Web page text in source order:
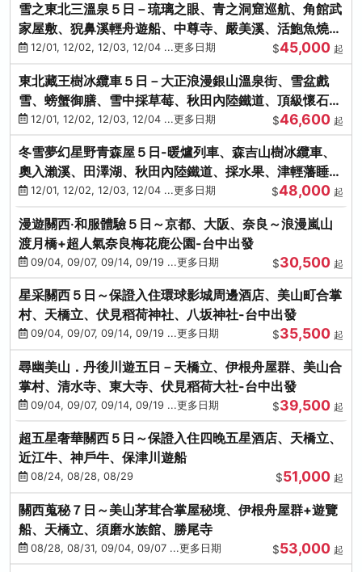
雪之東北三溫泉５日－琉璃之眼、青之洞窟巡航、角館武
家屋敷、猊鼻溪輕舟遊船、中尊寺、嚴美溪、活鮑魚燒、
烤牡蠣、握壽司體驗
12/01, 12/02, 12/03, 12/04 ...更多日期 $45,000 起
東北藏王樹冰纜車５日－大正浪漫銀山溫泉街、雪盆戲
雪、螃蟹御膳、雪中採草莓、秋田內陸鐵道、頂級懷石料
理、松島遊船
12/01, 12/02, 12/03, 12/04 ...更多日期 $46,600 起
冬雪夢幻星野青森屋５日-暖爐列車、森吉山樹冰纜車、
奧入瀨溪、田澤湖、秋田內陸鐵道、採水果、津輕藩睡魔
村(不進免稅店)
12/01, 12/02, 12/03, 12/04 ...更多日期 $48,000 起
漫遊關西‧和服體驗５日～京都、大阪、奈良～浪漫嵐山
渡月橋+超人氣奈良梅花鹿公園-台中出發
09/04, 09/07, 09/14, 09/19 ...更多日期 $30,500 起
星采關西５日～保證入住環球影城周邊酒店、美山町合掌
村、天橋立、伏見稻荷神社、八坂神社-台中出發
09/04, 09/07, 09/14, 09/19 ...更多日期 $35,500 起
尋幽美山．丹後川遊五日－天橋立、伊根舟屋群、美山合
掌村、清水寺、東大寺、伏見稻荷大社-台中出發
09/04, 09/07, 09/14, 09/19 ...更多日期 $39,500 起
超五星奢華關西５日～保證入住四晚五星酒店、天橋立、
近江牛、神戶牛、保津川遊船
08/24, 08/28, 08/29 $51,000 起
關西蒐秘７日～美山茅茸合掌屋秘境、伊根舟屋群+遊覽
船、天橋立、須磨水族館、勝尾寺
08/28, 08/31, 09/04, 09/07 ...更多日期 $53,000 起